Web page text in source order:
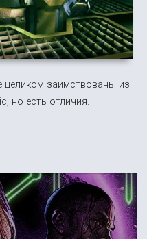
целиком заимствованы из
но есть отличия.